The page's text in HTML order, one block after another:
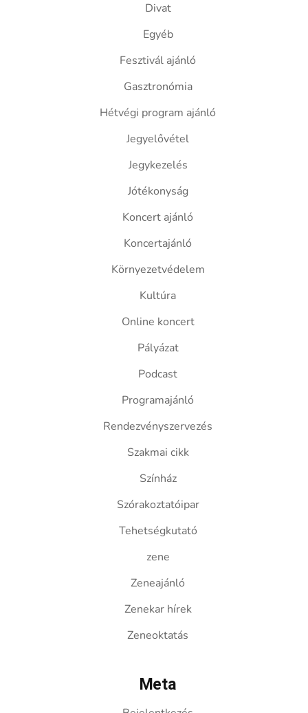
Divat
Egyéb
Fesztivál ajánló
Gasztronómia
Hétvégi program ajánló
Jegyelővétel
Jegykezelés
Jótékonyság
Koncert ajánló
Koncertajánló
Környezetvédelem
Kultúra
Online koncert
Pályázat
Podcast
Programajánló
Rendezvényszervezés
Szakmai cikk
Színház
Szórakoztatóipar
Tehetségkutató
zene
Zeneajánló
Zenekar hírek
Zeneoktatás
Meta